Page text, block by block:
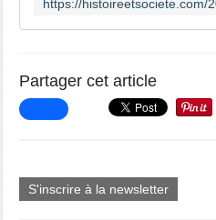
Partager cet article
S'inscrire à la newsletter